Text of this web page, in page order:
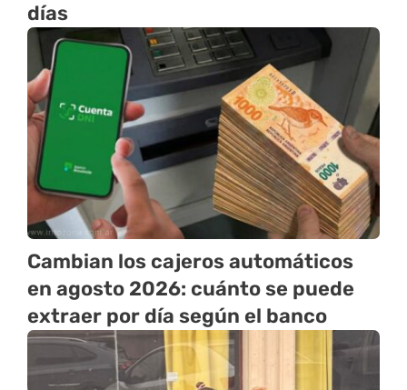
días
Cambian los cajeros automáticos
en agosto 2026: cuánto se puede
extraer por día según el banco